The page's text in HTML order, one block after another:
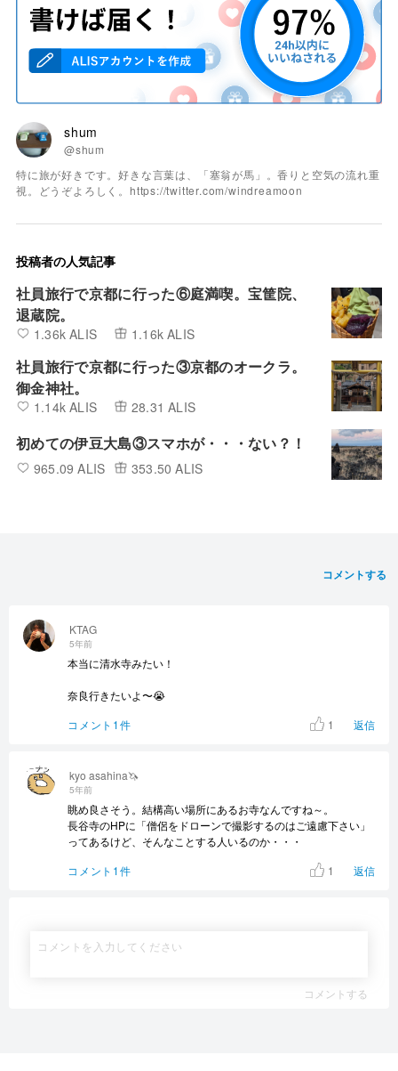
shum
@shum
特に旅が好きです。好きな言葉は、「塞翁が馬」。香りと空気の流れ重
視。どうぞよろしく。https://twitter.com/windreamoon
投稿者の人気記事
社員旅行で京都に行った⑥庭満喫。宝筐院、
退蔵院。
1.36k ALIS 1.16k ALIS
社員旅行で京都に行った③京都のオークラ。
御金神社。
1.14k ALIS 28.31 ALIS
初めての伊豆大島③スマホが・・・ない？！
965.09 ALIS 353.50 ALIS
コメントする
kyo asahina🦄
5年前
眺め良さそう。結構高い場所にあるお寺なんですね～。
長谷寺のHPに「僧侶をドローンで撮影するのはご遠慮下さい」
ってあるけど、そんなことする人いるのか・・・
コメント1件
1 返信
KTAG
5年前
本当に清水寺みたい！
奈良行きたいよ〜😭
コメント1件
1 返信
コメントする